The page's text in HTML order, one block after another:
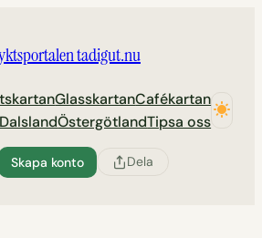
tadigut.nu
GlasskartanCafékartan
DalslandÖstergötlandTipsa oss
Skapa konto Dela